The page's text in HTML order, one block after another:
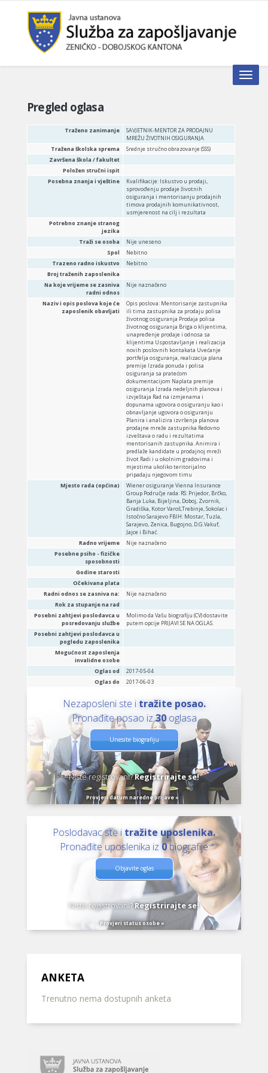
Toggle
Pregled oglasa
Traženo zanimanje
SAVJETNIK-MENTOR ZA PRODAJNU
MREŽU ŽIVOTNIH OSIGURANJA
Tražena školska sprema
Srednje stručno obrazovanje (SSS)
Završena škola / fakultet
Položen stručni ispit
Posebna znanja i vještine
Kvalifikacije: Iskustvo u prodaji,
sprovođenju prodaje životnih
osiguranja i mentorisanju prodajnih
timova prodajnih komunikativnost,
usmjerenost na cilj i rezultata
Potrebno znanje stranog
jezika
Traži se osoba
Nije uneseno
Spol
Nebitno
Trazeno radno iskustvo
Nebitno
Broj traženih zaposlenika
Na koje vrijeme se zasniva
radni odnos
Nije naznačeno
Naziv i opis poslova koje će
zaposlenik obavljati
Opis poslova: Mentorisanje zastupnika
ili tima zastupnika za prodaju polisa
životnog osiguranja Prodaja polisa
životnog osiguranja Briga o klijentima,
unapređenje prodaje i odnosa sa
klijentima Uspostavljanje i realizacija
novih poslovnih kontakata Uvećanje
portfelja osiguranja, realizacija plana
premije Izrada ponuda i polisa
osiguranja sa pratećom
dokumentacijom Naplata premije
osiguranja Izrada nedeljnih planova i
izvještaja Rad na izmjenama i
dopunama ugovora o osiguranju kao i
obnavljanje ugovora o osiguranju
Planira i analizira izvršenja planova
prodajne mreže zastupnika Redovno
izveštava o radu i rezultatima
mentorisanih zastupnika. Animira i
predlaže kandidate u prodajnoj mreži
život Radi i u okolnim gradovima i
mjestima ukoliko teritorijalno
pripadaju njegovom timu
Mjesto rada (općina)
Wiener osiguranje Vienna Insurance
Group Područje rada: RS: Prijedor, Brčko,
Banja Luka, Bijeljina, Doboj, Zvornik,
Gradiška, Kotor Varoš,Trebinje, Sokolac i
Istočno Sarajevo FBIH: Mostar, Tuzla,
Sarajevo, Zenica, Bugojno, D.G.Vakuf,
Jajce i Bihać.
Radno vrijeme
Nije naznačeno
Posebne psiho - fizičke
sposobnosti
Godine starosti
Očekivana plata
Radni odnos se zasniva na:
Nije naznačeno
Rok za stupanje na rad
Posebni zahtjevi poslodavca u
posredovanju službe
Molimo da Vašu biografiju (CV) dostavite
putem opcije PRIJAVI SE NA OGLAS.
Posebni zahtjevi poslodavca u
pogledu zaposlenika
Mogućnost zaposlenja
invalidne osobe
Oglas od
2017-05-04
Oglas do
2017-06-03
Nezaposleni ste i tražite posao.
Pronađite posao iz30oglasa
Unesite biografiju
Niste registrovani?Registrirajte se!
Provjeri datum naredne prijave »
Poslodavac ste i tražite uposlenika.
Pronađite uposlenika iz 0biografije
Objavite oglas
Niste registrovani?Registrirajte se!
Provjeri status osobe »
ANKETA
Trenutno nema dostupnih anketa